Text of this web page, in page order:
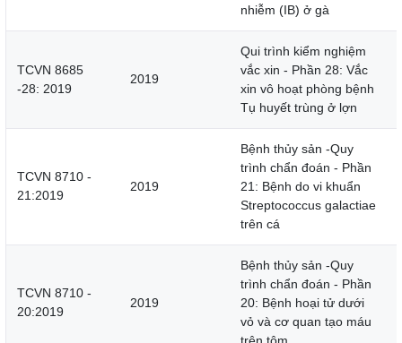
nhiễm (IB) ở gà
TCVN 8685
-28: 2019
2019
Qui trình kiểm nghiệm
vắc xin - Phần 28: Vắc
xin vô hoạt phòng bệnh
Tụ huyết trùng ở lợn
TCVN 8710 -
21:2019
2019
Bệnh thủy sản -Quy
trình chẩn đoán - Phần
21: Bệnh do vi khuẩn
Streptococcus galactiae
trên cá
TCVN 8710 -
20:2019
2019
Bệnh thủy sản -Quy
trình chẩn đoán - Phần
20: Bệnh hoại tử dưới
vỏ và cơ quan tạo máu